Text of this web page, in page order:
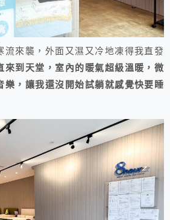
流來襲，外面又濕又冷地凍得我直發
來到天堂，室內的暖氣超級溫暖，微
樂，讓我還沒開始試躺就感覺快要睡